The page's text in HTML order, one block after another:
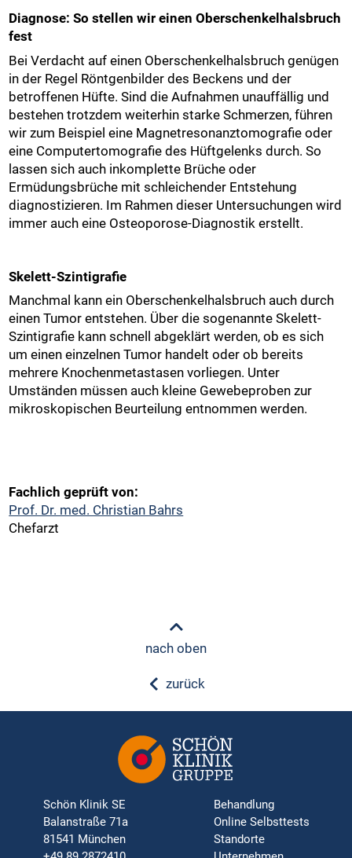
Diagnose: So stellen wir einen Oberschenkelhalsbruch
fest
Bei Verdacht auf einen Oberschenkelhalsbruch genügen
in der Regel Röntgenbilder des Beckens und der
betroffenen Hüfte. Sind die Aufnahmen unauffällig und
bestehen trotzdem weiterhin starke Schmerzen, führen
wir zum Beispiel eine Magnetresonanztomografie oder
eine Computertomografie des Hüftgelenks durch. So
lassen sich auch inkomplette Brüche oder
Ermüdungsbrüche mit schleichender Entstehung
diagnostizieren. Im Rahmen dieser Untersuchungen wird
immer auch eine Osteoporose-Diagnostik erstellt.
Skelett-Szintigrafie
Manchmal kann ein Oberschenkelhalsbruch auch durch
einen Tumor entstehen. Über die sogenannte Skelett-
Szintigrafie kann schnell abgeklärt werden, ob es sich
um einen einzelnen Tumor handelt oder ob bereits
mehrere Knochenmetastasen vorliegen. Unter
Umständen müssen auch kleine Gewebeproben zur
mikroskopischen Beurteilung entnommen werden.
Fachlich geprüft von:
Prof. Dr. med. Christian Bahrs
Chefarzt
zurück
nach oben
Schön Klinik SE
Balanstraße 71a
81541 München
Behandlung
Online Selbsttests
Standorte